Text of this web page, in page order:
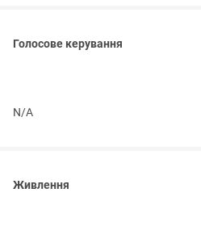
Голосове керування
N/A
Живлення